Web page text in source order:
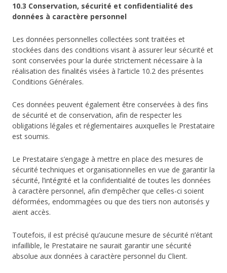
10.3 Conservation, sécurité et confidentialité des
données à caractère personnel
Les données personnelles collectées sont traitées et
stockées dans des conditions visant à assurer leur sécurité et
sont conservées pour la durée strictement nécessaire à la
réalisation des finalités visées à l’article 10.2 des présentes
Conditions Générales.
Ces données peuvent également être conservées à des fins
de sécurité et de conservation, afin de respecter les
obligations légales et réglementaires auxquelles le Prestataire
est soumis.
Le Prestataire s’engage à mettre en place des mesures de
sécurité techniques et organisationnelles en vue de garantir la
sécurité, l’intégrité et la confidentialité de toutes les données
à caractère personnel, afin d’empêcher que celles-ci soient
déformées, endommagées ou que des tiers non autorisés y
aient accès.
Toutefois, il est précisé qu’aucune mesure de sécurité n’étant
infaillible, le Prestataire ne saurait garantir une sécurité
absolue aux données à caractère personnel du Client.